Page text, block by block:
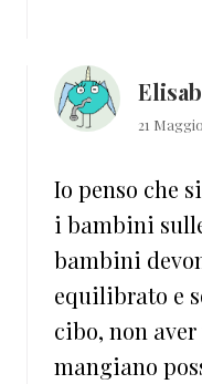
21
Io penso che
i bambini
bambini
equilibrato e
cibo, non
mangiano